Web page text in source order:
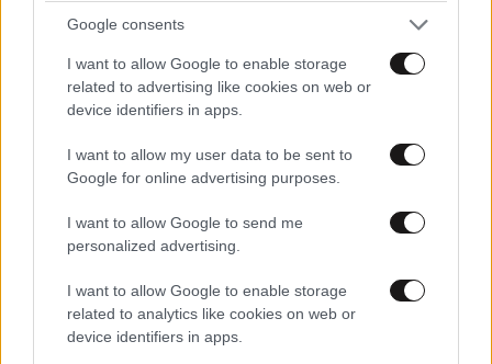
Google consents
I want to allow Google to enable storage
related to advertising like cookies on web or
device identifiers in apps.
I want to allow my user data to be sent to
Google for online advertising purposes.
I want to allow Google to send me
personalized advertising.
I want to allow Google to enable storage
related to analytics like cookies on web or
device identifiers in apps.
κοινωνικότητα. Πλησιάζεις τον άλλο,
αποκτάς την εμπιστοσύνη του, ίσως γίνεσαι
φίλος του κατόπιν τον εξαπατάς. Η μόνη
περίπτωση που δεν είναι εξαπάτηση είναι η
χρήση βίας που τον κλέβεις επειδή είναι
αδύναμος. Αυτό που εκμεταλεύονται οι
δυστυχώς μερικές φορές σκοτώνουν τους
ηλικιωμένους.
Απαντήστε